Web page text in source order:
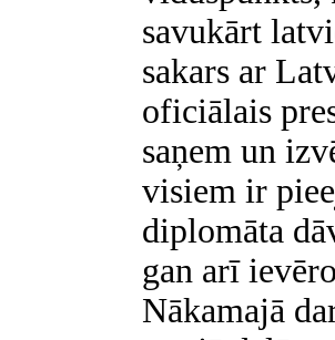
savukārt
sakars ar
oficiālais
saņem un
visiem ir
diplomāta
gan arī
Nākamajā